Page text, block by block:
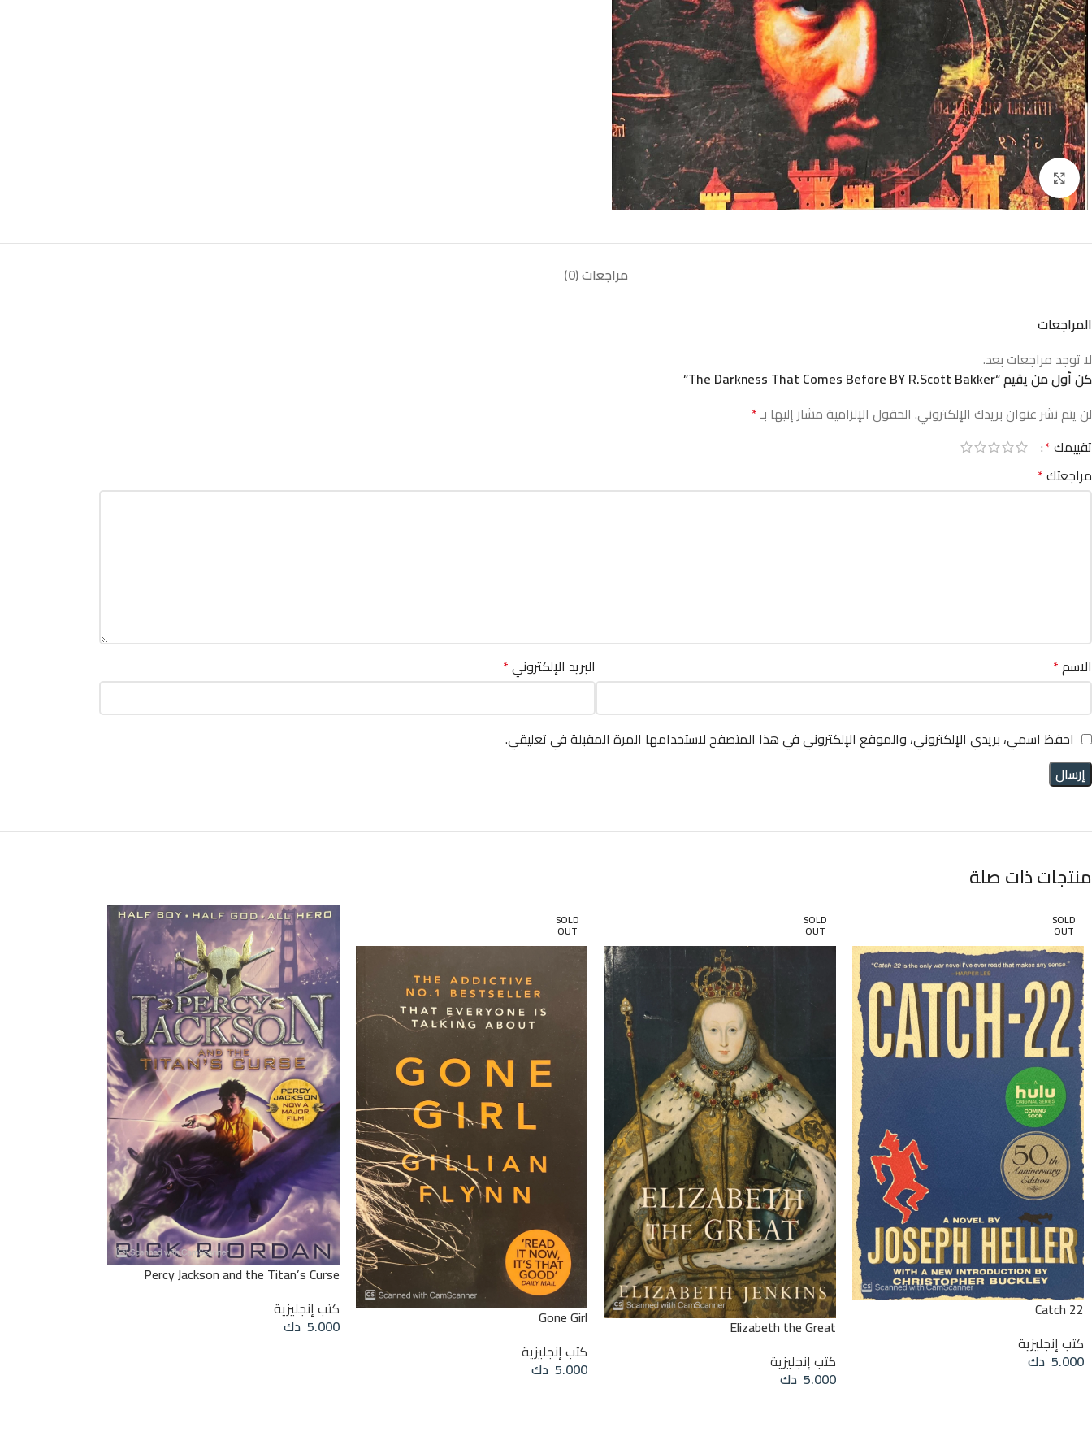
Click to enlarge
مراجعات (0)
المراجعات
لا توجد مراجعات بعد.
كن أول من يقيم “The Darkness That Comes Before BY R.Scott Bakker”
لن يتم نشر عنوان بريدك الإلكتروني. الحقول الإلزامية مشار إليها بـ*
تقييمك*
مراجعتك*
الاسم* البريد الإلكتروني*
احفظ اسمي، بريدي الإلكتروني، والموقع الإلكتروني في هذا المتصفح لاستخدامها المرة المقبلة في تعليقي.
منتجات ذات صلة
SOLD
OUT
Catch 22
كتب إنجليزية
5.000 دك
SOLD
OUT
Elizabeth the Great
كتب إنجليزية
5.000 دك
SOLD
OUT
Gone Girl
كتب إنجليزية
5.000 دك
Percy Jackson and the Titan’s Curse
كتب إنجليزية
5.000 دك